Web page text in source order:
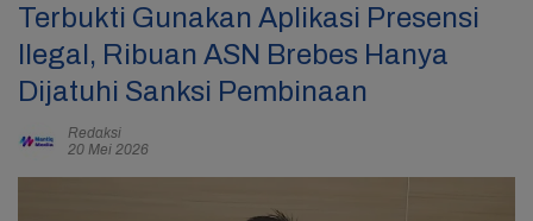
Terbukti Gunakan Aplikasi Presensi
Ilegal, Ribuan ASN Brebes Hanya
Dijatuhi Sanksi Pembinaan
Redaksi
20 Mei 2026